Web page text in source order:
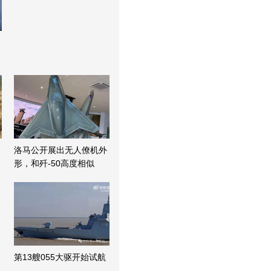
洛马公开展出无人僚机外
形，和歼-50高度相似
第13艘055大驱开始试航